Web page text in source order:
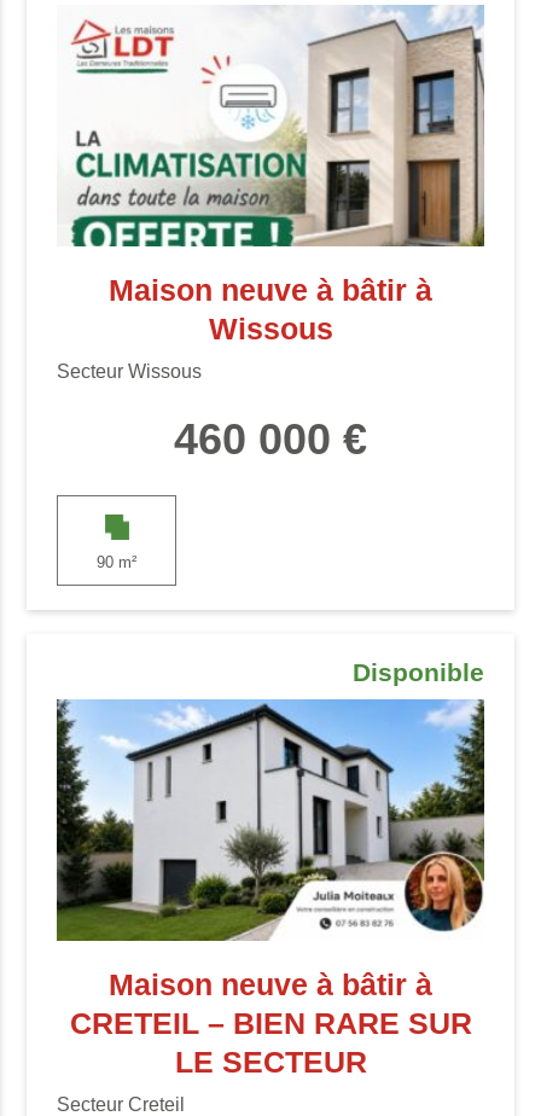
Maison neuve à bâtir à
Wissous
Secteur Wissous
460 000 €
90 m²
Disponible
Maison neuve à bâtir à
CRETEIL – BIEN RARE SUR
LE SECTEUR
Secteur Creteil